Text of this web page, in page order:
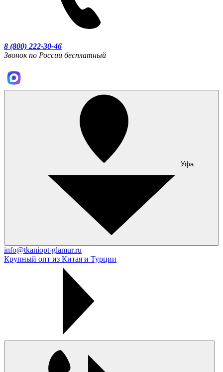
8 (800) 222-30-46
Звонок по России бесплатный
Уфа
info@tkaniopt-glamur.ru
Крупный опт из Китая и Турции